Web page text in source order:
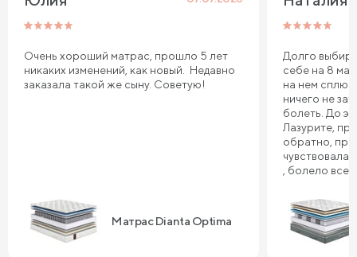
Очень хороший матрас, прошло 5 лет
никаких изменений, как новый. Недавно
заказала такой же сыну. Советую!
Матрас Dianta Optima
Долго
себе на 8
на нем сплю.
ничего не
болеть. До
Лазурите,
обратно,
чувствовала
, болело все
Сонум к
дня .